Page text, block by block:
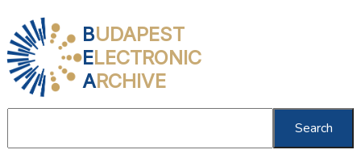
BUDAPEST
ELECTRONIC
ARCHIVE
Search